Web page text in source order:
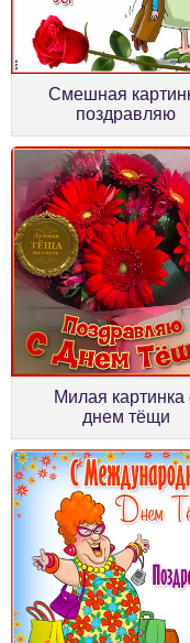
Смешная
поздравляю
Милая картинка
днем тёщи